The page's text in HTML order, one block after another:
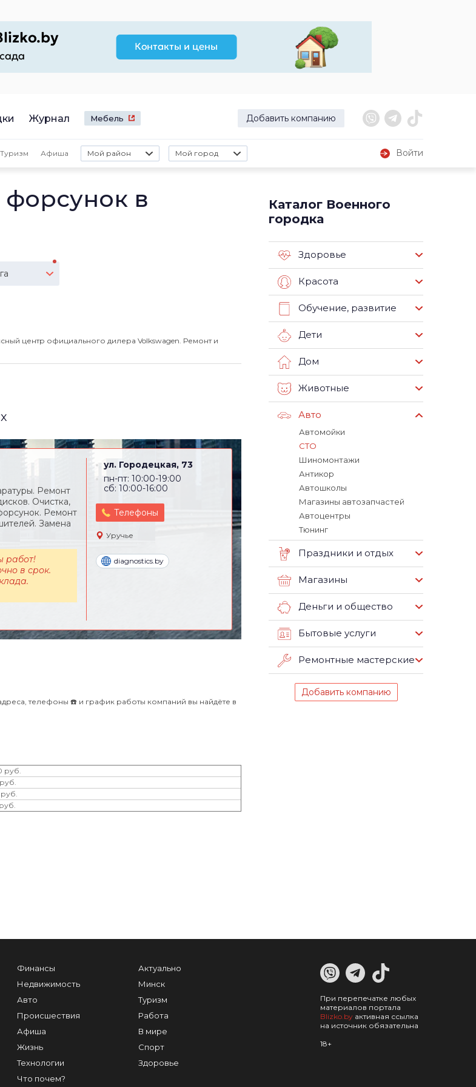
Журнал Мебель Добавить компанию
Туризм Афиша Мой район Мой город
Войти
форсунок в
центр официального дилера Volkswagen. Ремонт и
ул. Городецкая, 73
пн-пт: 10:00-19:00
сб: 10:00-16:00
Телефоны
Уручье
diagnostics.by
Ремонт
Очистка,
Ремонт
Замена
работ!
в срок.
телефоны ☎️ и график работы компаний вы найдёте в
руб.
руб.
Каталог Военного
городка
Здоровье
Красота
Обучение, развитие
Дети
Дом
Животные
Авто
Автомойки
СТО
Шиномонтажи
Антикор
Автошколы
Магазины автозапчастей
Автоцентры
Тюнинг
Праздники и отдых
Магазины
Деньги и общество
Бытовые услуги
Ремонтные мастерские
Добавить компанию
Финансы
Недвижимость
Авто
Происшествия
Афиша
Жизнь
Технологии
Что почем?
Актуально
Минск
Туризм
Работа
В мире
Спорт
Здоровье
При перепечатке любых
материалов портала
Blizko.by активная ссылка
на источник обязательна
18+